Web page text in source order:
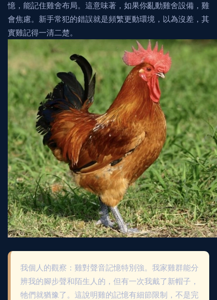
憶，能記住雞舍布局。這意味著，如果你亂動雞舍設備，雞
會焦慮。新手常犯的錯誤就是頻繁更動環境，以為沒差，其
實雞記得一清二楚。
我個人的觀察：雞對聲音記憶特別強。我家雞群能分
辨我的腳步聲和陌生人的，但有一次我戴了新帽子，
牠們就猶豫了。這說明雞的記憶有細節限制，不是完